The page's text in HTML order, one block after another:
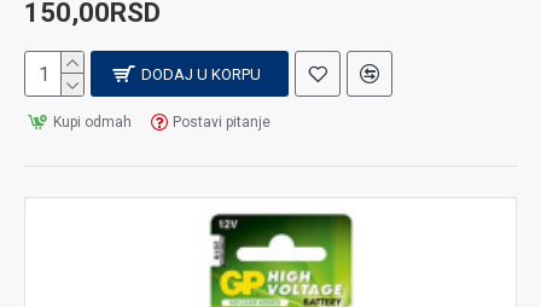
150,00RSD
DODAJ U KORPU
Kupi odmah Postavi pitanje